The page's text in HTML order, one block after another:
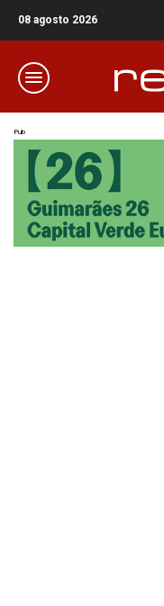
08 agosto 2026
Pub